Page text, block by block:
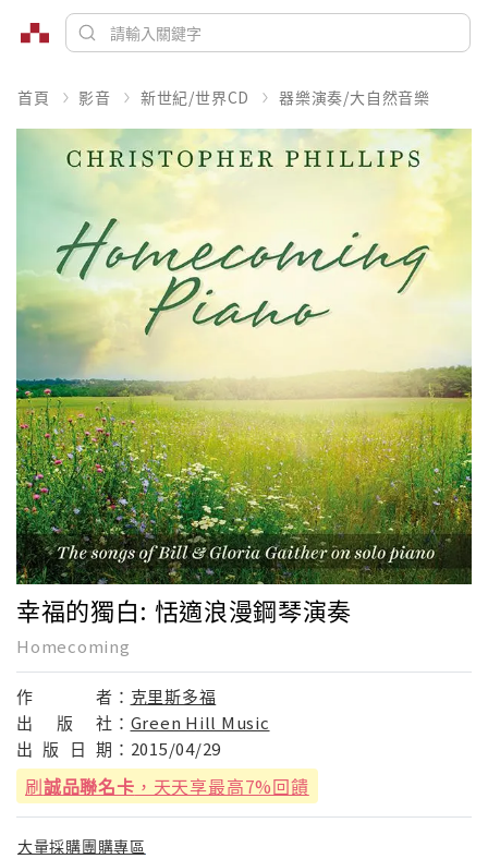
首頁 影音 新世紀/世界CD 器樂演奏/大自然音樂
幸福的獨白: 恬適浪漫鋼琴演奏
Homecoming
作 者： 克里斯多福
出
版 社： Green Hill Music
出 版 日 期： 2015/04/29
刷誠品聯名卡 ，天天享最高7%回饋
大量採購團購專區